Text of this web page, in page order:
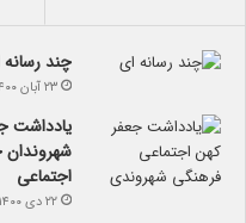
چند
۲۳ آبان ۱۴۰۰
یادداشت
اجتماعی
۲۲ دی ۱۴۰۰